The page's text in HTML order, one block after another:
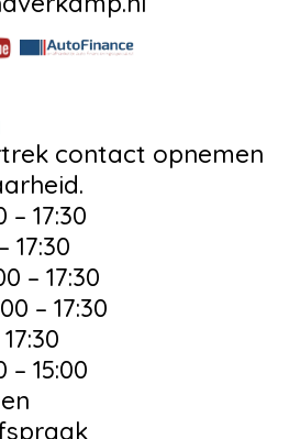
contact opnemen
17:30
17:30
– 17:30
– 17:30
15:00